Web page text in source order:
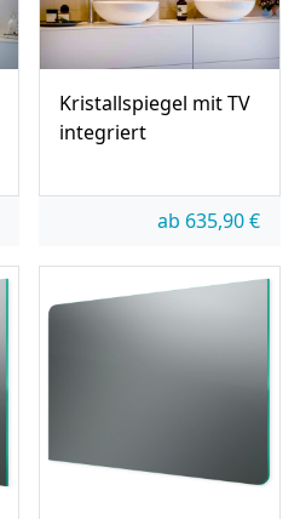
Kristallspiegel mit TV
integriert
ab 635,90€